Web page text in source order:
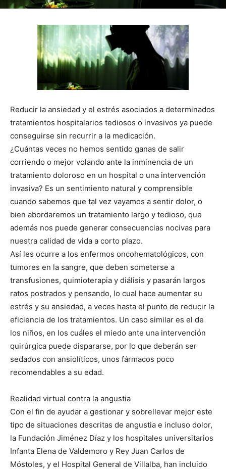
Reducir la ansiedad y el estrés asociados a determinados
tratamientos hospitalarios tediosos o invasivos ya puede
conseguirse sin recurrir a la medicación.
¿Cuántas veces no hemos sentido ganas de salir
corriendo o mejor volando ante la inminencia de un
tratamiento doloroso en un hospital o una intervención
invasiva? Es un sentimiento natural y comprensible
cuando sabemos que tal vez vayamos a sentir dolor, o
bien abordaremos un tratamiento largo y tedioso, que
además nos puede generar consecuencias nocivas para
nuestra calidad de vida a corto plazo.
Así les ocurre a los enfermos oncohematológicos, con
tumores en la sangre, que deben someterse a
transfusiones, quimioterapia y diálisis y pasarán largos
ratos postrados y pensando, lo cual hace aumentar su
estrés y su ansiedad, a veces hasta el punto de reducir la
eficiencia de los tratamientos. Un caso similar es el de
los niños, en los cuáles el miedo ante una intervención
quirúrgica puede dispararse, por lo que deberán ser
sedados con ansiolíticos, unos fármacos poco
recomendables a su edad.
Realidad virtual contra la angustia
Con el fin de ayudar a gestionar y sobrellevar mejor este
tipo de situaciones descritas de angustia e incluso dolor,
la Fundación Jiménez Díaz y los hospitales universitarios
Infanta Elena de Valdemoro y Rey Juan Carlos de
Móstoles, y el Hospital General de Villalba, han incluido